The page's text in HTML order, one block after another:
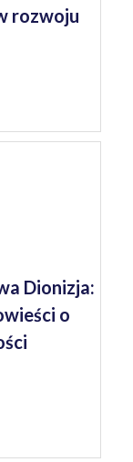
rozwoju
Dionizja:
o